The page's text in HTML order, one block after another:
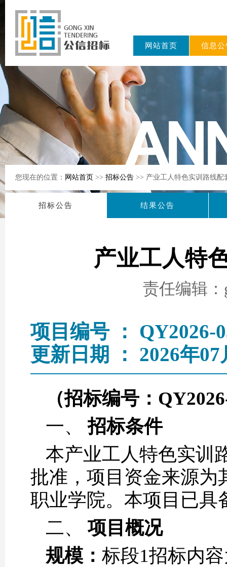
东公信招标
有限公司
网站首页 信息公
您现在的位置： 网站首页 >> 招标公告 >> 产业工人特色实训路线配
招标公告 结果公告
产业工人特
责任编辑
项目编号 ： QY2026-
更新日期 ： 2026年07
（招标编号：
一、招标条件
本产业工人特色实训
批准，项目资金来源为
职业学院。本项目已具
二、 项目概况
规模： 标段1招标内